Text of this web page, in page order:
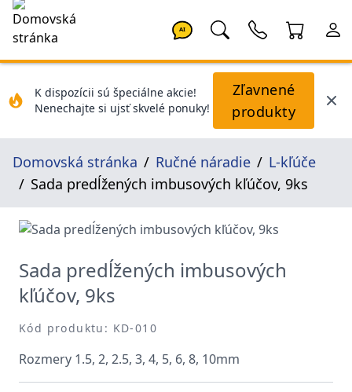
AI
K dispozícii sú špeciálne akcie!
Nenechajte si ujsť skvelé ponuky!
Zľavnené
produkty
Domovská stránka Ručné náradie
L-kľúče
Sada predĺžených imbusových kľúčov, 9ks
Sada predĺžených imbusových
kľúčov, 9ks
Kód produktu: KD-010
Rozmery 1.5, 2, 2.5, 3, 4, 5, 6, 8, 10mm